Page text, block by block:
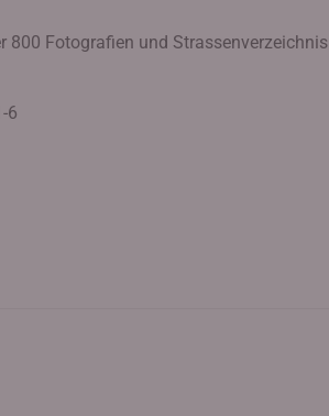
800 Fotografien und Strassenverzeichnis
6